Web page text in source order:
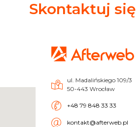
Skontaktuj się
ul. Madalińskiego 109/3
50-443 Wrocław
+48 79 848 33 33
kontakt@afterweb.pl